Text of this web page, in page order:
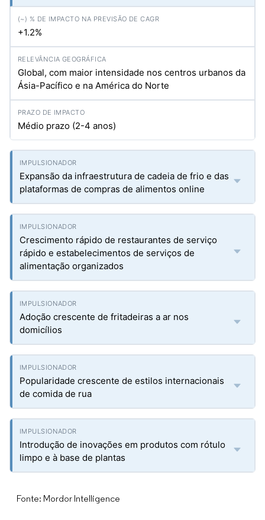
+1.2%
Global, com maior intensidade nos centros urbanos da
Ásia-Pacífico e na América do Norte
Médio prazo (2-4 anos)
Expansão da infraestrutura de cadeia de frio e das
plataformas de compras de alimentos online
Crescimento rápido de restaurantes de serviço
rápido e estabelecimentos de serviços de
alimentação organizados
Adoção crescente de fritadeiras a ar nos
domicílios
Popularidade crescente de estilos internacionais
de comida de rua
Introdução de inovações em produtos com rótulo
limpo e à base de plantas
Fonte: Mordor Intelligence